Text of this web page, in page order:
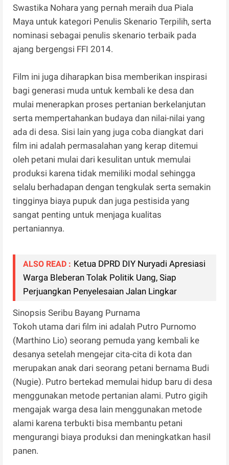
Swastika Nohara yang pernah meraih dua Piala
Maya untuk kategori Penulis Skenario Terpilih, serta
nominasi sebagai penulis skenario terbaik pada
ajang bergengsi FFI 2014.
Film ini juga diharapkan bisa memberikan inspirasi
bagi generasi muda untuk kembali ke desa dan
mulai menerapkan proses pertanian berkelanjutan
serta mempertahankan budaya dan nilai-nilai yang
ada di desa. Sisi lain yang juga coba diangkat dari
film ini adalah permasalahan yang kerap ditemui
oleh petani mulai dari kesulitan untuk memulai
produksi karena tidak memiliki modal sehingga
selalu berhadapan dengan tengkulak serta semakin
tingginya biaya pupuk dan juga pestisida yang
sangat penting untuk menjaga kualitas
pertaniannya.
ALSO READ : Ketua DPRD DIY Nuryadi Apresiasi
Warga Bleberan Tolak Politik Uang, Siap
Perjuangkan Penyelesaian Jalan Lingkar
Sinopsis Seribu Bayang Purnama
Tokoh utama dari film ini adalah Putro Purnomo
(Marthino Lio) seorang pemuda yang kembali ke
desanya setelah mengejar cita-cita di kota dan
merupakan anak dari seorang petani bernama Budi
(Nugie). Putro bertekad memulai hidup baru di desa
menggunakan metode pertanian alami. Putro gigih
mengajak warga desa lain menggunakan metode
alami karena terbukti bisa membantu petani
mengurangi biaya produksi dan meningkatkan hasil
panen.